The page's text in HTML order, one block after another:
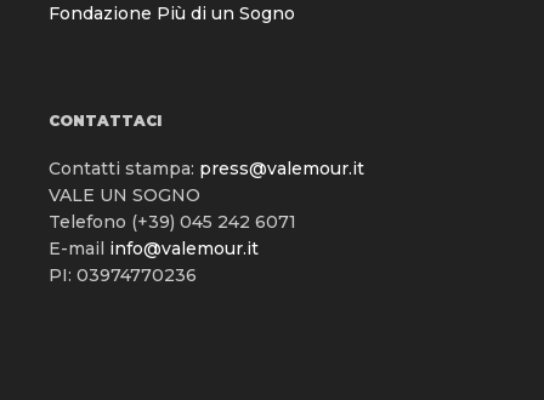
Fondazione Più di un Sogno
CONTATTACI
Contatti stampa: press@valemour.it
VALE UN SOGNO
Telefono (+39) 045 242 6071
E-mail info@valemour.it
PI: 03974770236